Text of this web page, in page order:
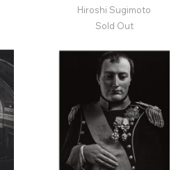
Hiroshi Sugimoto
Sold Out